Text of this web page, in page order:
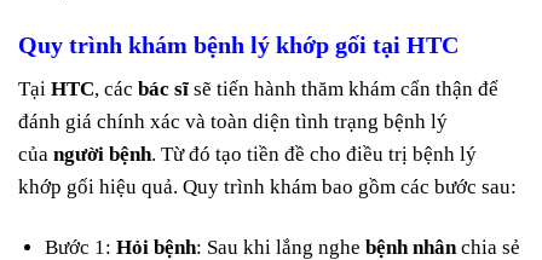
Quy trình khám bệnh lý khớp gối tại HTC
Tại HTC, các bác sĩ sẽ tiến hành thăm khám cẩn thận để
đánh giá chính xác và toàn diện tình trạng bệnh lý
của người bệnh. Từ đó tạo tiền đề cho điều trị bệnh lý
khớp gối hiệu quả. Quy trình khám bao gồm các bước sau:
Bước 1:Hỏi bệnh: Sau khi lắng nghebệnh nhân chia sẻ